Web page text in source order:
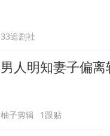
33追剧社
男人明知妻子偏
柚子剪辑 1跟贴